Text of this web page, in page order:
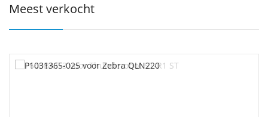
Meest verkocht